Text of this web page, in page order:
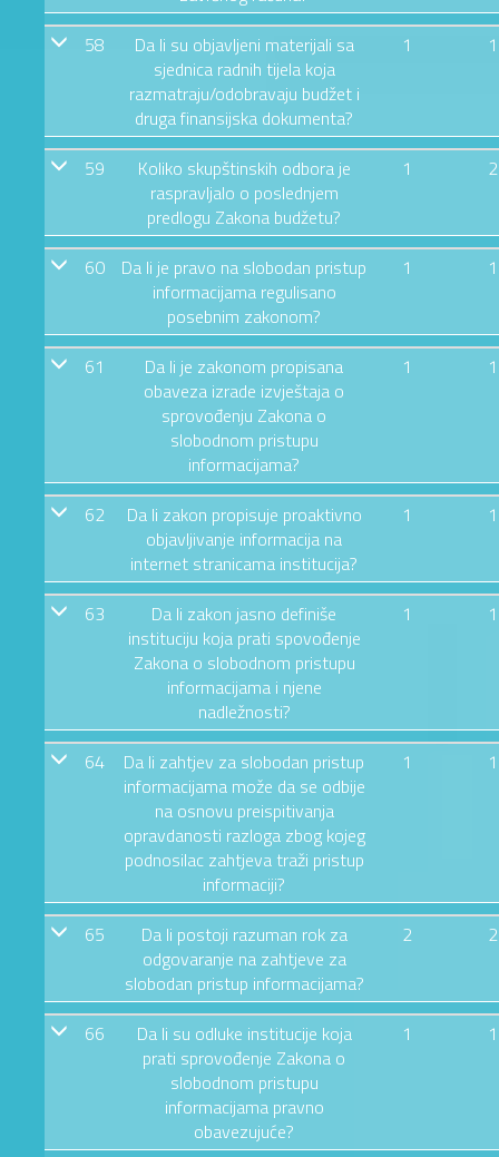
58
Da li su objavljeni materijali sa
sjednica radnih tijela koja
razmatraju/odobravaju budžet i
druga finansijska dokumenta?
1 1
59
Koliko skupštinskih odbora je
raspravljalo o poslednjem
predlogu Zakona budžetu?
1 2
60
Da li je pravo na slobodan pristup
informacijama regulisano
posebnim zakonom?
1 1
61
Da li je zakonom propisana
obaveza izrade izvještaja o
sprovođenju Zakona o
slobodnom pristupu
informacijama?
1 1
62
Da li zakon propisuje proaktivno
objavljivanje informacija na
internet stranicama institucija?
1 1
63
Da li zakon jasno definiše
instituciju koja prati spovođenje
Zakona o slobodnom pristupu
informacijama i njene
nadležnosti?
1 1
64
Da li zahtjev za slobodan pristup
informacijama može da se odbije
na osnovu preispitivanja
opravdanosti razloga zbog kojeg
podnosilac zahtjeva traži pristup
informaciji?
1 1
65
Da li postoji razuman rok za
odgovaranje na zahtjeve za
slobodan pristup informacijama?
2 2
66
Da li su odluke institucije koja
prati sprovođenje Zakona o
slobodnom pristupu
informacijama pravno
obavezujuće?
1 1